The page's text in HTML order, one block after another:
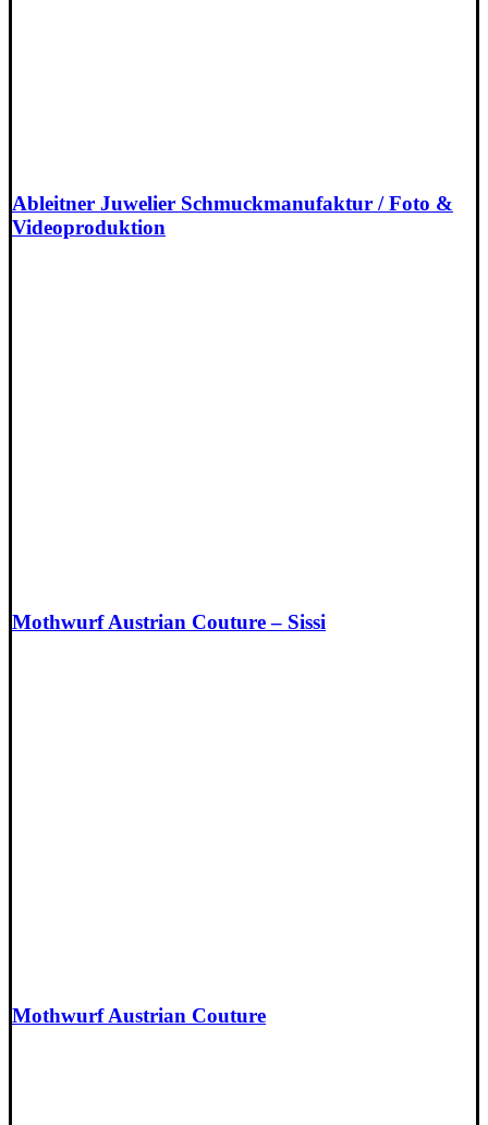
Ableitner Juwelier Schmuckmanufaktur / Foto &
Videoproduktion
Mothwurf Austrian Couture – Sissi
Mothwurf Austrian Couture